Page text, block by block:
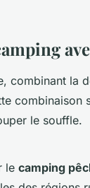
combinant la
combinaison
le souffle.
le camping